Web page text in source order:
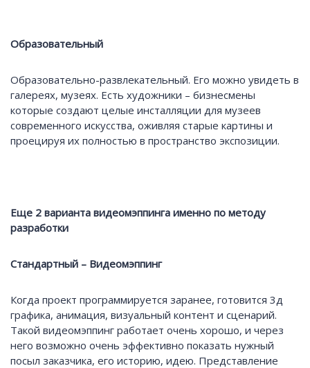
Образовательный
Образовательно-развлекательный. Его можно увидеть в
галереях, музеях. Есть художники – бизнесмены
которые создают целые инсталляции для музеев
современного искусства, оживляя старые картины и
проецируя их полностью в пространство экспозиции.
Еще 2 варианта видеомэппинга именно по методу
разработки
Стандартный – Видеомэппинг
Когда проект программируется заранее, готовится 3д
графика, анимация, визуальный контент и сценарий.
Такой видеомэппинг работает очень хорошо, и через
него возможно очень эффективно показать нужный
посыл заказчика, его историю, идею. Представление